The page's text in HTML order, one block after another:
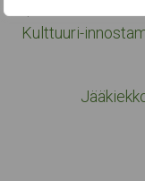
Navigation
Kulttuuri-